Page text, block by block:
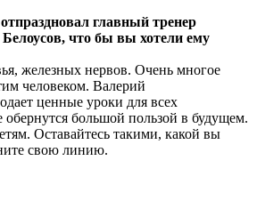
главный тренер
что бы вы хотели ему
железных нервов. Очень многое
человеком. Валерий
ценные уроки для всех
большой пользой в будущем.
Оставайтесь такими, какой вы
свою линию.